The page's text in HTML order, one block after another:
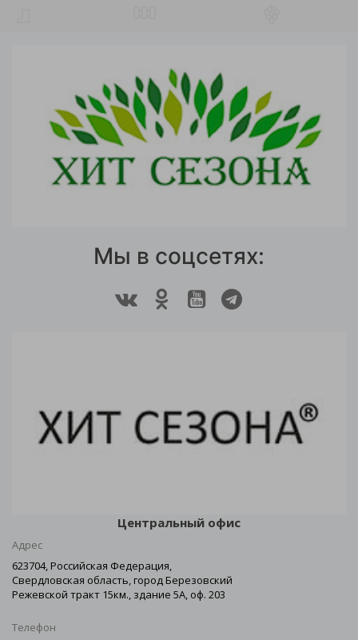
Мы в соцсетях:
Центральный офис
Адрес
623704, Российская Федерация,
Свердловская область, город Березовский
Режевской тракт 15км., здание 5А, оф. 203
Телефон